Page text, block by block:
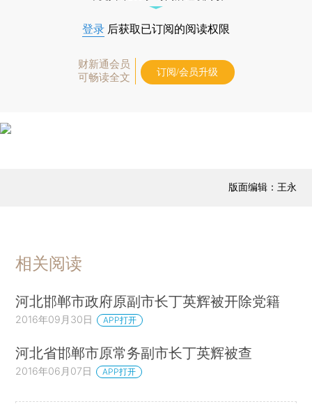
登录 后获取已订阅的阅读权限
财新通会员
可畅读全文
订阅/会员升级
版面编辑：王永
相关阅读
河北邯郸市政府原副市长丁英辉被开除党籍
2016年09月30日 APP打开
河北省邯郸市原常务副市长丁英辉被查
2016年06月07日 APP打开